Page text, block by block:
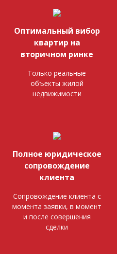
Оптимальный вибор
квартир на
вторичном ринке
Только реальные
объекты жилой
недвижимости
Полное юридическое
сопровождение
клиента
Сопровождение клиента с
момента заявки, в момент
и после совершения
сделки